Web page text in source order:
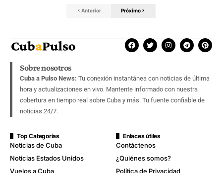
Anterior Próximo
Sobre nosotros
Cuba a Pulso News: Tu conexión instantánea con noticias de última
hora y actualizaciones en vivo. Mantente informado con nuestra
cobertura en tiempo real sobre Cuba y más. Tu fuente confiable de
noticias 24/7.
Top Categorías
Noticias de Cuba
Noticias Estados Unidos
Vuelos a Cuba
Enlaces útiles
Contáctenos
¿Quiénes somos?
Política de Privacidad